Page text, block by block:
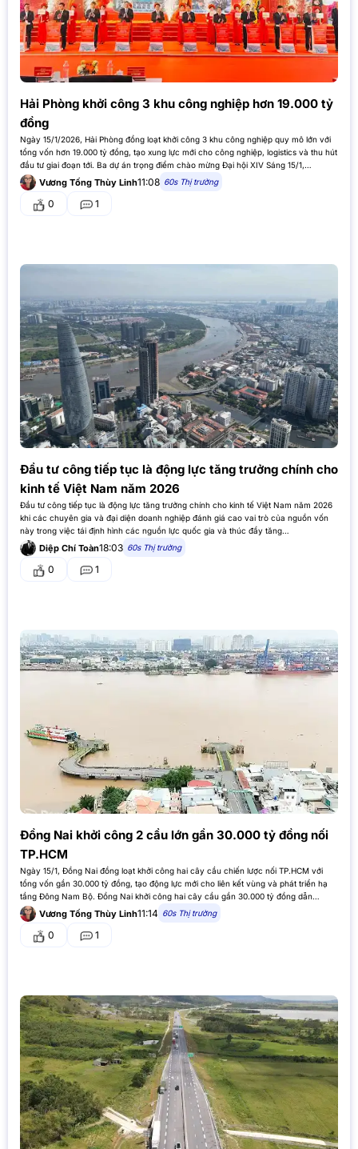
Hải Phòng khởi công 3 khu công nghiệp hơn 19.000 tỷ
đồng
Ngày 15/1/2026, Hải Phòng đồng loạt khởi công 3 khu công nghiệp quy mô lớn với
tổng vốn hơn 19.000 tỷ đồng, tạo xung lực mới cho công nghiệp, logistics và thu hút
đầu tư giai đoạn tới. Ba dự án trọng điểm chào mừng Đại hội XIV Sáng 15/1,…
Vương Tống Thùy Linh11:08 60s Thị trường
0 1
Đầu tư công tiếp tục là động lực tăng trưởng chính cho
kinh tế Việt Nam năm 2026
Đầu tư công tiếp tục là động lực tăng trưởng chính cho kinh tế Việt Nam năm 2026
khi các chuyên gia và đại diện doanh nghiệp đánh giá cao vai trò của nguồn vốn
này trong việc tái định hình các nguồn lực quốc gia và thúc đẩy tăng…
Diệp Chí Toàn18:03 60s Thị trường
0 1
Đồng Nai khởi công 2 cầu lớn gần 30.000 tỷ đồng nối
TP.HCM
Ngày 15/1, Đồng Nai đồng loạt khởi công hai cây cầu chiến lược nối TP.HCM với
tổng vốn gần 30.000 tỷ đồng, tạo động lực mới cho liên kết vùng và phát triển hạ
tầng Đông Nam Bộ. Đồng Nai khởi công hai cây cầu gần 30.000 tỷ đồng dẫn…
Vương Tống Thùy Linh11:14 60s Thị trường
0 1